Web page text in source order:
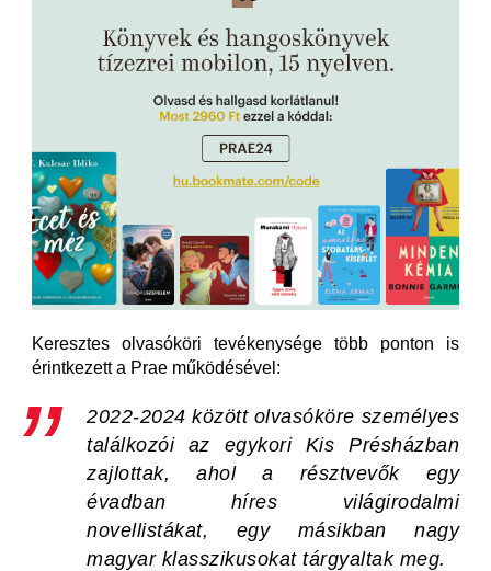
Keresztes olvasóköri tevékenysége több ponton is
érintkezett a Prae működésével:
2022-2024 között olvasóköre személyes
találkozói az egykori Kis Présházban
zajlottak, ahol a résztvevők egy
évadban híres világirodalmi
novellistákat, egy másikban nagy
magyar klasszikusokat tárgyaltak meg.